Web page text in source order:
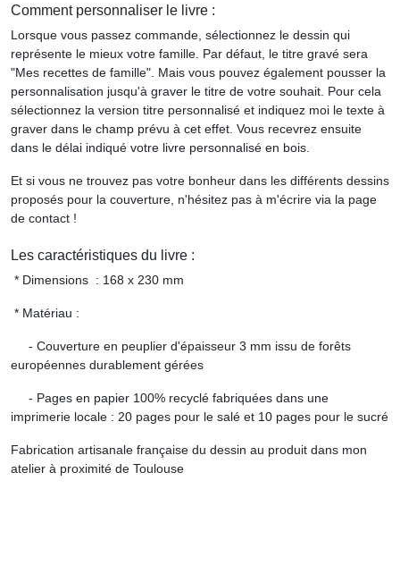
Comment personnaliser le livre :
Lorsque vous passez commande, sélectionnez le dessin qui
représente le mieux votre famille. Par défaut, le titre gravé sera
"Mes recettes de famille". Mais vous pouvez également pousser la
personnalisation jusqu'à graver le titre de votre souhait. Pour cela
sélectionnez la version titre personnalisé et indiquez moi le texte à
graver dans le champ prévu à cet effet. Vous recevrez ensuite
dans le délai indiqué votre livre personnalisé en bois.
Et si vous ne trouvez pas votre bonheur dans les différents dessins
proposés pour la couverture, n'hésitez pas à m'écrire via la page
de contact !
Les caractéristiques du livre :
* Dimensions : 168 x 230 mm
* Matériau :
- Couverture en peuplier d'épaisseur 3 mm issu de forêts
européennes durablement gérées
- Pages en papier 100% recyclé fabriquées dans une
imprimerie locale : 20 pages pour le salé et 10 pages pour le sucré
Fabrication artisanale française du dessin au produit dans mon
atelier à proximité de Toulouse